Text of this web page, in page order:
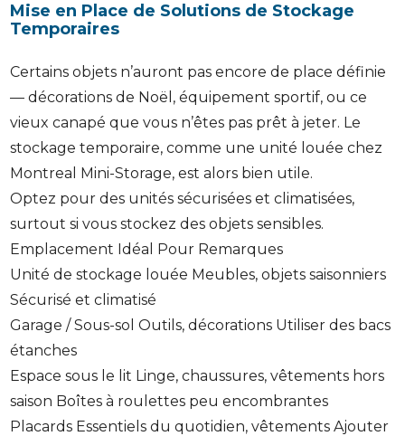
Mise en Place de Solutions de Stockage
Temporaires
Certains objets n’auront pas encore de place définie
— décorations de Noël, équipement sportif, ou ce
vieux canapé que vous n’êtes pas prêt à jeter. Le
stockage temporaire, comme une unité louée chez
Montreal Mini-Storage, est alors bien utile.
Optez pour des unités sécurisées et climatisées,
surtout si vous stockez des objets sensibles.
Emplacement Idéal Pour Remarques
Unité de stockage louée Meubles, objets saisonniers
Sécurisé et climatisé
Garage / Sous-sol Outils, décorations Utiliser des bacs
étanches
Espace sous le lit Linge, chaussures, vêtements hors
saison Boîtes à roulettes peu encombrantes
Placards Essentiels du quotidien, vêtements Ajouter